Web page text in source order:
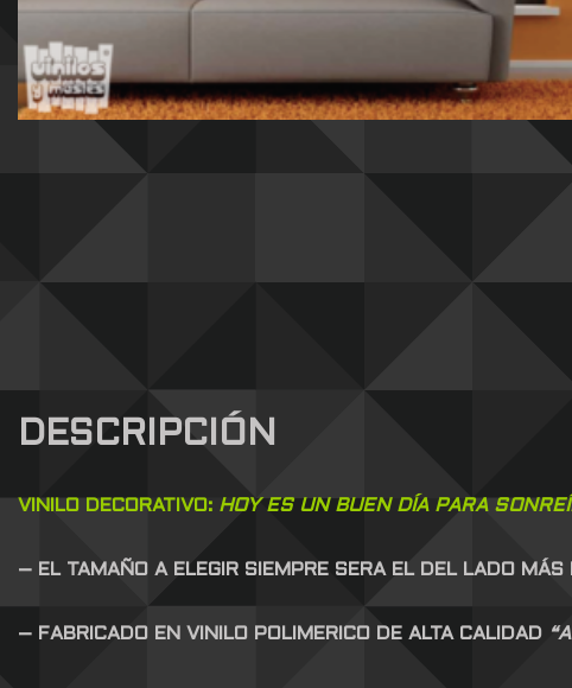
DESCRIPCIÓN
VINILO DECORATIVO: HOY ES UN BUEN DÍA PARA
– EL TAMAÑO A ELEGIR SIEMPRE SERA EL DEL LADO MÁS
– FABRICADO EN VINILO POLIMERICO DE ALTA CALIDAD